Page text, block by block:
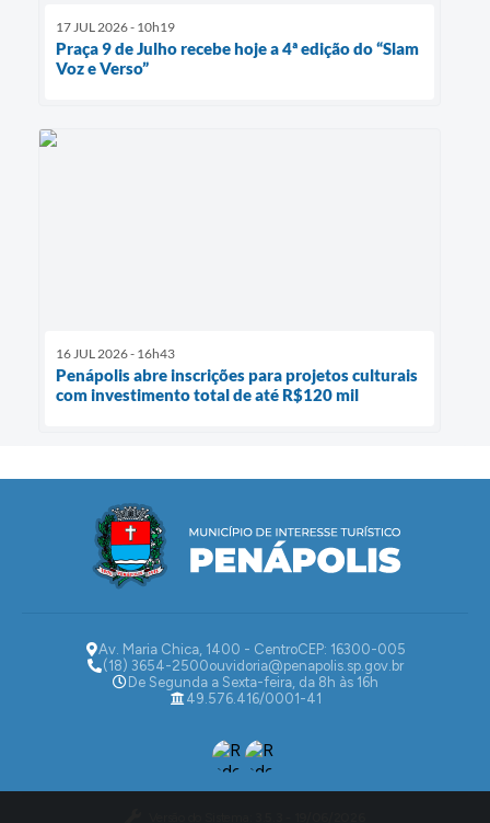
17 JUL 2026 - 10h19
Praça 9 de Julho recebe hoje a 4ª edição do “Slam
Voz e Verso”
16 JUL 2026 - 16h43
Penápolis abre inscrições para projetos culturais
com investimento total de até R$120 mil
Av. Maria Chica, 1400 - CentroCEP: 16300-005
(18) 3654-2500ouvidoria@penapolis.sp.gov.br
De Segunda a Sexta-feira, da 8h às 16h
49.576.416/0001-41